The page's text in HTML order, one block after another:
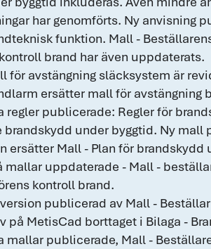
har genomförts. Ny anvisning
funktion. Mall -
brand har även uppdaterats.
för avstängning släcksystem är
ersätter mall för
regler publicerade: Regler för
brandskydd under byggtid. Ny mall
ersätter Mall - Plan för
mallar uppdaterade - Mall -
kontroll brand.
publicerad av Mall -
på MetisCad borttaget i Bilaga -
mallar publicerade, Mall -